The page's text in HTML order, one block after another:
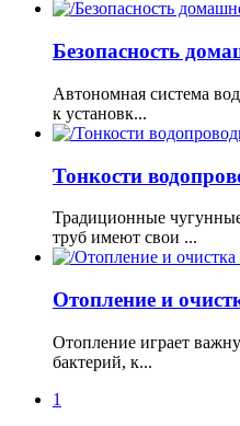
Безопасность
Автономная система
к установк...
Тонкости
Традиционные
труб имеют свои ...
Отопление и
Отопление играет
бактерий, к...
1